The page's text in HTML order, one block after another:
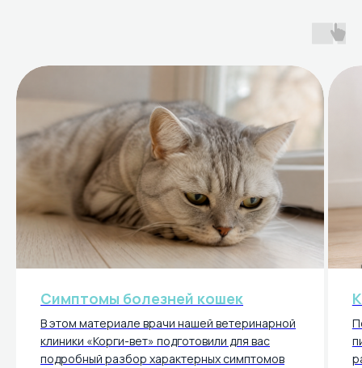
Симптомы болезней кошек
В этом материале врачи нашей ветеринарной
клиники «Корги-вет» подготовили для вас
подробный разбор характерных симптомов